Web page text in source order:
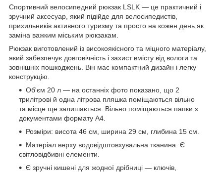
Спортивний велосипедний рюкзак LSLK — це практичний і
зручний аксесуар, який підійде для велосипедистів,
прихильників активного туризму та просто на кожен день як
заміна важким міським рюкзакам.
Рюкзак виготовлений із високоякісного та міцного матеріалу,
який забезпечує довговічність і захист вмісту від вологи та
зовнішніх пошкоджень. Він має компактний дизайн і легку
конструкцію.
Об'єм 20 л — на останніх фото показано, що 2
трилітрові й одна літрова пляшка поміщаються вільно
та місце ще залишається. Вільно поміщаються папки з
документами формату А4.
Розміри: висота 46 см, ширина 29 см, глибина 15 см.
Матеріал верху водовідштовхувальна тканина. Є
світловідбивні елементи.
Є зручні кишені для жодної дрібниці — ключів,